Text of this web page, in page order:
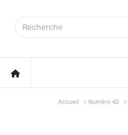
Rechercher sur le site
ACCUEIL
Accueil Numéro 42